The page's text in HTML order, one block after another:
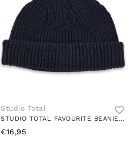
Studio Total
STUDIO TOTAL FAVOURITE BEANIE NAVY BLUE
€16,95